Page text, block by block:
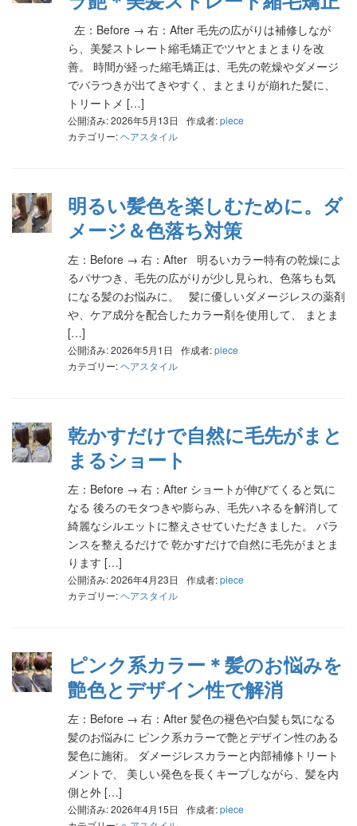
左：Before → 右：After 毛先の広がりは補修しなが
ら、美髪ストレート縮毛矯正でツヤとまとまりを改
善。 時間が経った縮毛矯正は、毛先の乾燥やダメージ
でバラつきが出てきやすく、まとまりが崩れた髪に、
トリートメ […]
公開済み: 2026年5月13日 作成者:piece
カテゴリー:ヘアスタイル
明るい髪色を楽しむために。ダ
メージ＆色落ち対策
左：Before → 右：After 明るいカラー特有の乾燥によ
るパサつき、毛先の広がりが少し見られ、色落ちも気
になる髪のお悩みに。 髪に優しいダメージレスの薬剤
や、ケア成分を配合したカラー剤を使用して、 まとま
[…]
公開済み: 2026年5月1日 作成者:piece
カテゴリー:ヘアスタイル
乾かすだけで自然に毛先がまと
まるショート
左：Before → 右：After ショートが伸びてくると気に
なる 後ろのモタつきや膨らみ、毛先ハネるを解消して
綺麗なシルエットに整えさせていただきました。 バラ
ンスを整えるだけで 乾かすだけで自然に毛先がまとま
ります […]
公開済み: 2026年4月23日 作成者:piece
カテゴリー:ヘアスタイル
ピンク系カラー＊髪のお悩みを
艶色とデザイン性で解消
左：Before → 右：After 髪色の褪色や白髪も気になる
髪のお悩みに ピンク系カラーで艶とデザイン性のある
髪色に施術。 ダメージレスカラーと内部補修トリート
メントで、 美しい発色を長くキープしながら、髪を内
側と外 […]
公開済み: 2026年4月15日 作成者:piece